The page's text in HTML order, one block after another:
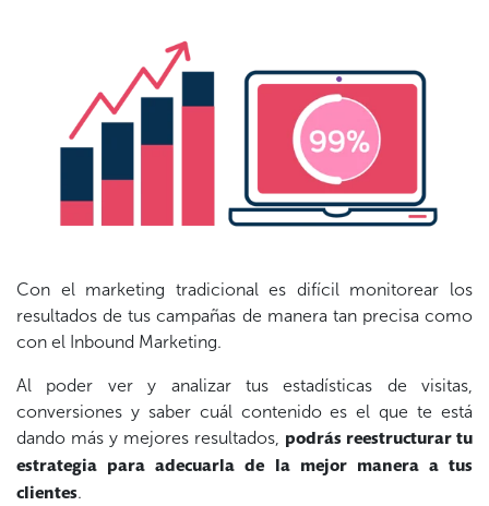
Con el marketing tradicional es difícil monitorear los
resultados de tus campañas de manera tan precisa como
con el Inbound Marketing.
Al poder ver y analizar tus estadísticas de visitas,
conversiones y saber cuál contenido es el que te está
dando más y mejores resultados, podrás reestructurar tu
estrategia para adecuarla de la mejor manera a tus
clientes.